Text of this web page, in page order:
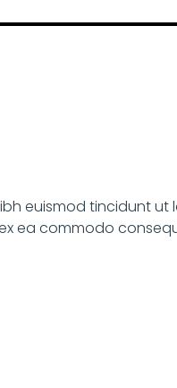
euismod tincidunt
ea commodo